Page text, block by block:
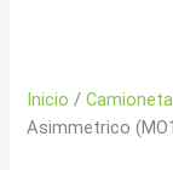
Inicio /Camioneta
Asimmetrico